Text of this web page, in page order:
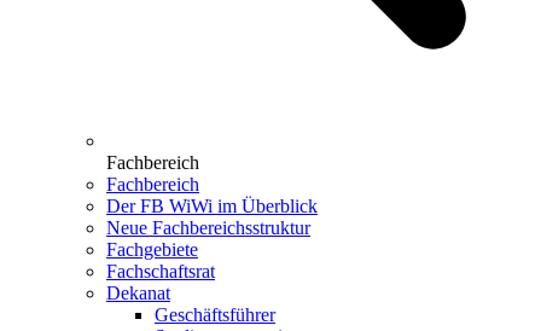
Fachbereich
Fachbereich
Der FB WiWi im Überblick
Neue Fachbereichsstruktur
Fachgebiete
Fachschaftsrat
Dekanat
Geschäftsführer